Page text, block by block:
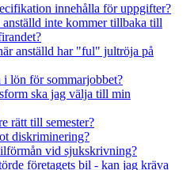
innehålla för uppgifter?
anställd inte kommer tillbaka till
anställd har "ful" jultröja på
i lön för sommarjobbet?
ska jag välja till min
rätt till semester?
diskriminering?
vid sjukskrivning?
företagets bil - kan jag kräva